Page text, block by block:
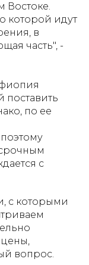
Востоке.
которой идут
в
часть", -
поставить
по ее
с
с которыми
цены,
вопрос.